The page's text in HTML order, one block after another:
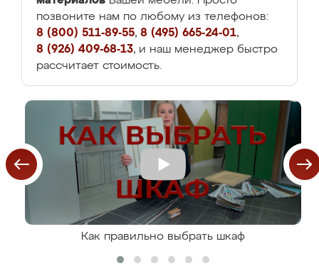
позвоните нам по любому из телефонов:
8 (800) 511-89-55, 8 (495) 665-24-01,
8 (926) 409-68-13, и наш менеджер быстро
рассчитает стоимость.
Как правильно выбрать шкаф